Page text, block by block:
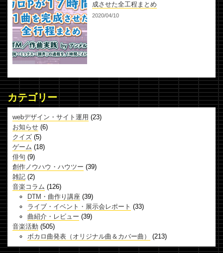
成させた全工程まとめ
2020/04/10
カテゴリー
webデザイン・サイト運用 (23)
お知らせ (6)
クイズ (5)
ゲーム (18)
俳句 (9)
創作ノウハウ・ハウツー (39)
雑記 (2)
音楽コラム (126)
DTM・曲作り講座 (39)
ライブ・イベント・展示会レポート (33)
曲紹介・レビュー (39)
音楽活動 (505)
ボカロ曲発表（オリジナル曲＆カバー曲）
(213)